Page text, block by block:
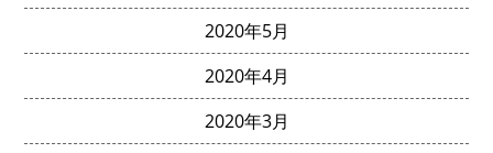
2020年5月
2020年4月
2020年3月